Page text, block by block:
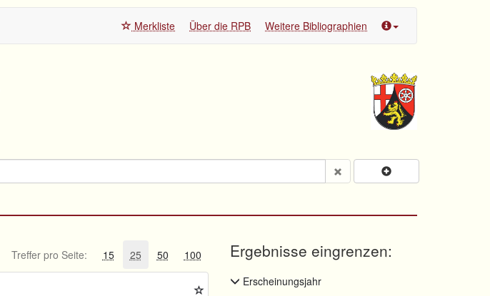
Merkliste Über die RPB Weitere Bibliographien
Treffer pro Seite: 15 25 50 100 Ergebnisse eingrenzen:
Erscheinungsjahr